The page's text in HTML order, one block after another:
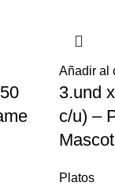
Añadir al
3.und
c/u) –
Platos